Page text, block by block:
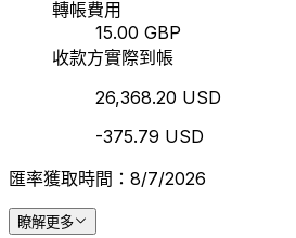
轉帳費用
15.00 GBP
收款方實際到帳
26,368.20 USD
-375.79 USD
匯率獲取時間：8/7/2026
瞭解更多